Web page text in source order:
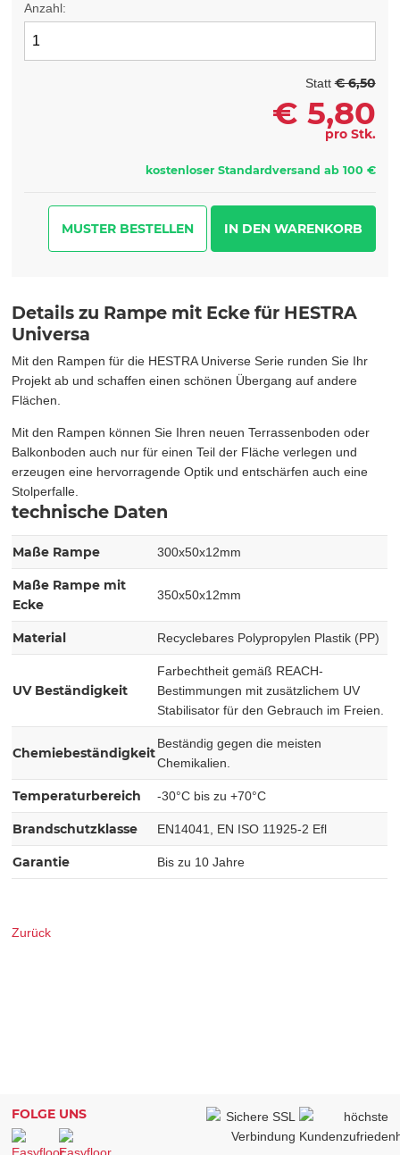
Anzahl:
Statt€ 6,50
€ 5,80
pro Stk.
kostenloser Standardversand ab 100 €
MUSTER BESTELLEN
Details zu Rampe mit Ecke für HESTRA
Universa
Mit den Rampen für die HESTRA Universe Serie runden Sie Ihr
Projekt ab und schaffen einen schönen Übergang auf andere
Flächen.
Mit den Rampen können Sie Ihren neuen Terrassenboden oder
Balkonboden auch nur für einen Teil der Fläche verlegen und
erzeugen eine hervorragende Optik und entschärfen auch eine
Stolperfalle.
technische Daten
Maße Rampe 300x50x12mm
Maße Rampe mit
Ecke
350x50x12mm
Material Recyclebares Polypropylen Plastik (PP)
UV Beständigkeit
Farbechtheit gemäß REACH-
Bestimmungen mit zusätzlichem UV
Stabilisator für den Gebrauch im Freien.
Chemiebeständigkeit
Beständig gegen die meisten
Chemikalien.
Temperaturbereich -30°C bis zu +70°C
Brandschutzklasse EN14041, EN ISO 11925-2 Efl
Garantie Bis zu 10 Jahre
Zurück
FOLGE UNS